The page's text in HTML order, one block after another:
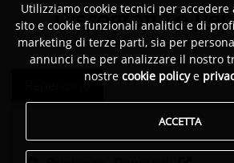
Discografia e
Repertorio
Utilizziamo cookie tecnici per
sito e cookie funzionali analitici e di
marketing di terze parti, sia per
annunci che per analizzare il nostro
nostre cookie policye
ACCETTA